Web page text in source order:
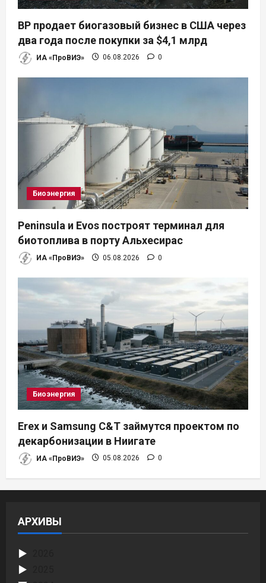
BP продает биогазовый бизнес в США через
два года после покупки за $4,1 млрд
ИА «ПроВИЭ» 06.08.2026 0
Биоэнергия
Peninsula и Evos построят терминал для
биотоплива в порту Альхесирас
ИА «ПроВИЭ» 05.08.2026 0
Биоэнергия
Erex и Samsung C&T займутся проектом по
декарбонизации в Ниигате
ИА «ПроВИЭ» 05.08.2026 0
АРХИВЫ